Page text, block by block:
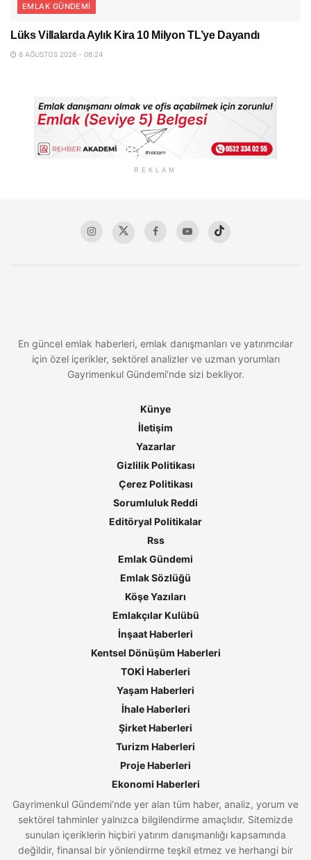
EMLAK GÜNDEMI
Lüks Villalarda Aylık Kira 10 Milyon TL’ye Dayandı
6 AĞUSTOS 2026 - 08:24
REKLAM
En güncel emlak haberleri, emlak danışmanları ve yatırımcılar
için özel içerikler, sektörel analizler ve uzman yorumları
Gayrimenkul Gündemi'nde sizi bekliyor.
Künye
İletişim
Yazarlar
Gizlilik Politikası
Çerez Politikası
Sorumluluk Reddi
Editöryal Politikalar
Rss
Emlak Gündemi
Emlak Sözlüğü
Köşe Yazıları
Emlakçılar Kulübü
İnşaat Haberleri
Kentsel Dönüşüm Haberleri
TOKİ Haberleri
Yaşam Haberleri
İhale Haberleri
Şirket Haberleri
Turizm Haberleri
Proje Haberleri
Ekonomi Haberleri
Gayrimenkul Gündemi’nde yer alan tüm haber, analiz, yorum ve
sektörel tahminler yalnızca bilgilendirme amaçlıdır. Sitemizde
sunulan içeriklerin hiçbiri yatırım danışmanlığı kapsamında
değildir, finansal bir yönlendirme teşkil etmez ve herhangi bir